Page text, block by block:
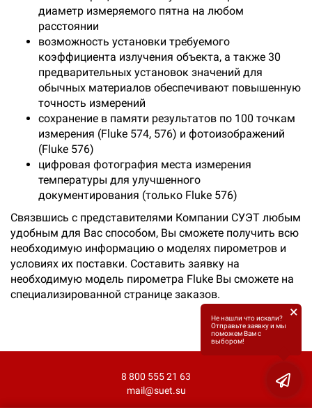
диаметр измеряемого пятна на любом
расстоянии
возможность установки требуемого
коэффициента излучения объекта, а также 30
предварительных установок значений для
обычных материалов обеспечивают повышенную
точность измерений
сохранение в памяти результатов по 100 точкам
измерения (Fluke 574, 576) и фотоизображений
(Fluke 576)
цифровая фотография места измерения
температуры для улучшенного
документирования (только Fluke 576)
Связвшись с представителями Компании СУЭТ любым
удобным для Вас способом, Вы сможете получить всю
необходимую информацию о моделях пирометров и
условиях их поставки. Составить заявку на
необходимую модель пирометра Fluke Вы сможете на
специализированной странице заказов.
8 800 555 21 63
mail@suet.su
Не нашли что искали?
Отправьте заявку и мы
поможем Вам с
выбором!
×